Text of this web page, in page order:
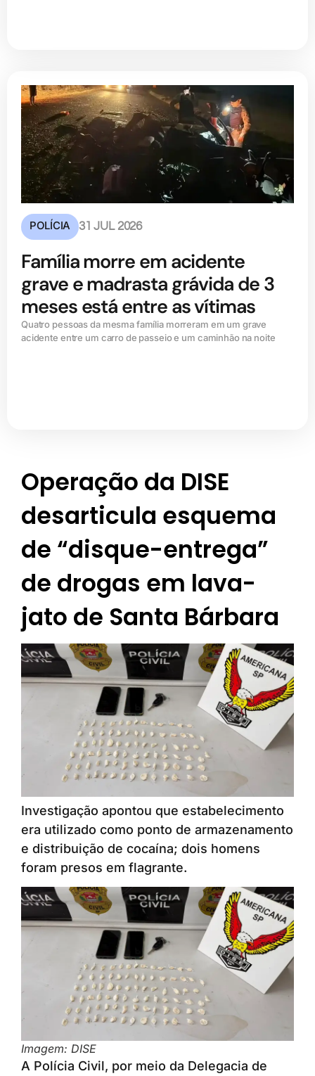
POLÍCIA 31 JUL 2026
Família morre em acidente
grave e madrasta grávida de 3
meses está entre as vítimas
Quatro pessoas da mesma família morreram em um grave
acidente entre um carro de passeio e um caminhão na noite
Operação da DISE
desarticula esquema
de “disque-entrega”
de drogas em lava-
jato de Santa Bárbara
Investigação apontou que estabelecimento
era utilizado como ponto de armazenamento
e distribuição de cocaína; dois homens
foram presos em flagrante.
Imagem: DISE
A Polícia Civil, por meio da Delegacia de